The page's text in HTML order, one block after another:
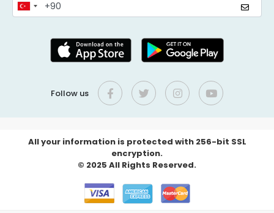
Follow us
All your information is protected with 256-bit SSL
encryption.
© 2025 All Rights Reserved.